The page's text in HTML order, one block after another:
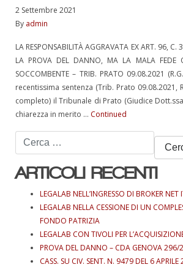
2 Settembre 2021
By admin
LA RESPONSABILITÀ AGGRAVATA EX ART. 96, C.
LA PROVA DEL DANNO, MA LA MALA FEDE
SOCCOMBENTE – TRIB. PRATO 09.08.2021
recentissima sentenza (Trib. Prato 09.08.2021,
completo) il Tribunale di Prato (Giudice
chiarezza in merito … Continued
Ricerca
per:
ARTICOLI RECENTI
LEGALAB NELL’INGRESSO DI BROKER
LEGALAB NELLA CESSIONE DI UN
FONDO PATRIZIA
LEGALAB CON TIVOLI PER
PROVA DEL DANNO – CDA GENOVA 296/
CASS. SU CIV. SENT. N. 9479 DEL 6 APRILE